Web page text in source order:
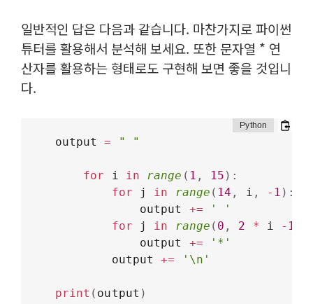
일반적인 답은 다음과 같습니다. 마찬가지로 파이썬
튜터를 활용해서 분석해 보세요. 또한 문자열 * 연
산자를 활용하는 형태로도 구현해 보면 좋을 것입니
다.
output = " "
for i in range ( 1 , 15 ) :
for j in range ( 14 , i , - 1 ) :
            output
+=
' '
for j in range ( 0 , 2 * i - 1
            output
+=
'*'
        output
+= '\n'
print ( output )